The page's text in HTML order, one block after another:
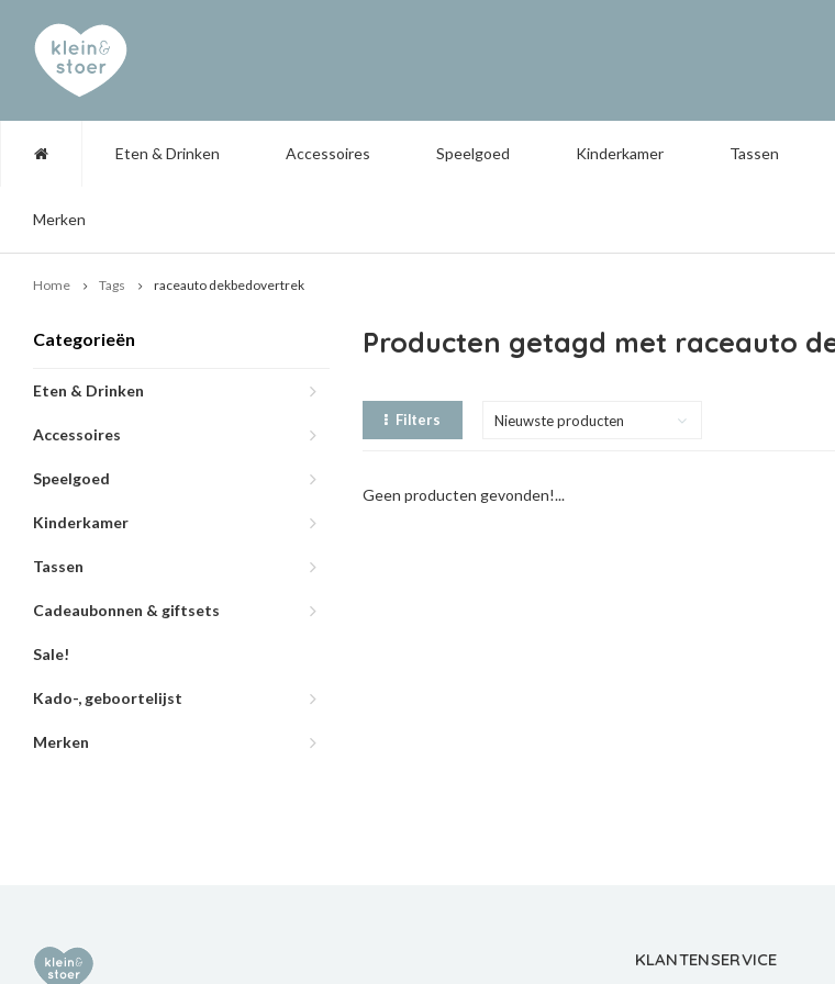
Eten & Drinken Accessoires Speelgoed Kinderkamer Tassen
Merken
Home Tags raceauto dekbedovertrek
Categorieën
Eten & Drinken
Accessoires
Speelgoed
Kinderkamer
Tassen
Cadeaubonnen & giftsets
Sale!
Kado-, geboortelijst
Merken
Producten getagd met raceauto
Filters Nieuwste producten
Geen producten gevonden!...
KLANTENSERVICE